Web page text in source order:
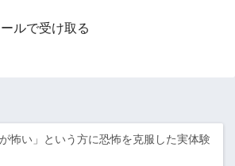
ルで受け取る
怖い」という方に恐怖を克服した実体験